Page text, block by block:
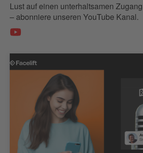
Lust auf einen unterhaltsamen
– abonniere unseren YouTube Kanal.